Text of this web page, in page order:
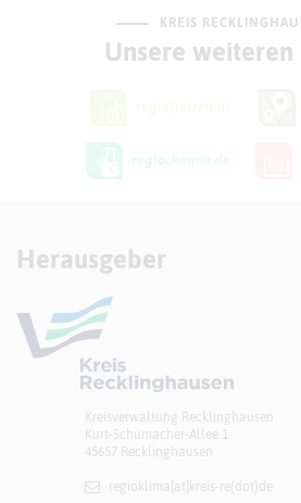
KREIS
Unsere weiteren
Herausgeber
Kreisverwaltung Recklinghausen
Kurt-Schumacher-Allee 1
45657 Recklinghausen
regioklima[at]​kreis-re(dot)de